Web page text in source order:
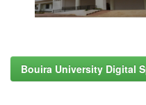
Bouira University Digital